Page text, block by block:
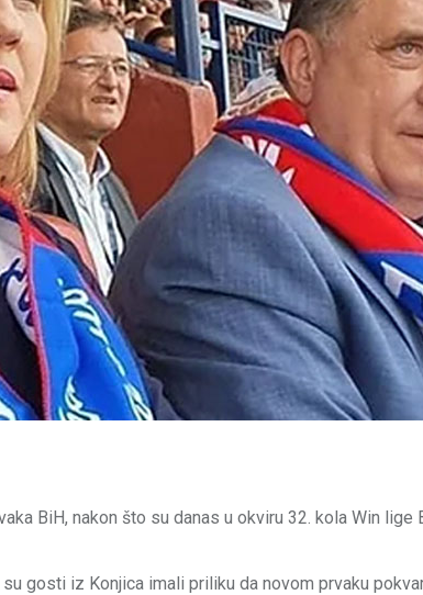
BiH, nakon što su danas u okviru 32. kola Win lige
gosti iz Konjica imali priliku da novom prvaku